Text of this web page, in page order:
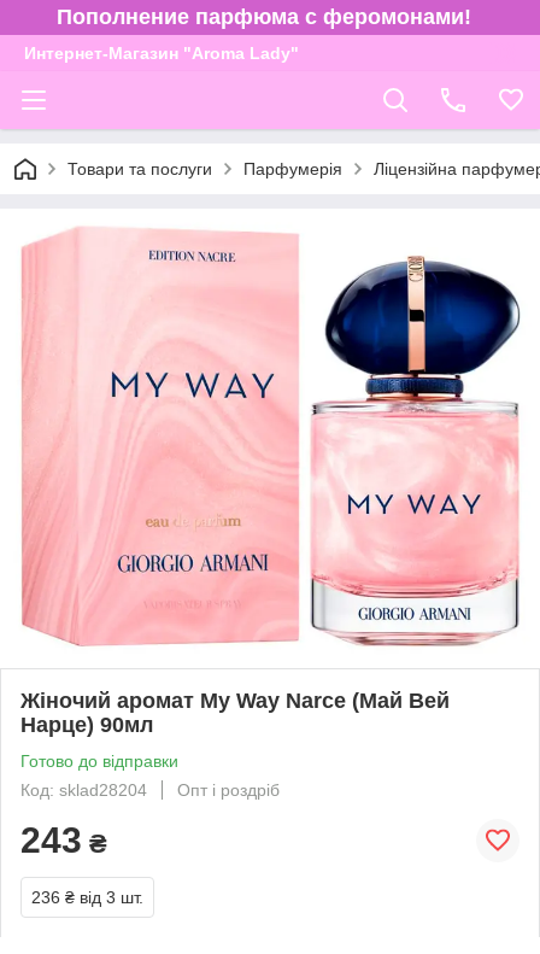
Пополнение парфюма с феромонами!
Интернет-Магазин "Aroma Lady"
Товари та послуги Парфумерія Ліцензійна
Жіночий аромат My Way Narce (Май Вей
Нарце) 90мл
Готово до відправки
Код: sklad28204
Опт і роздріб
243 ₴
236 ₴ від 3 шт.